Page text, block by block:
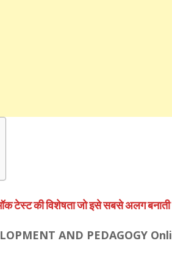
टेस्ट की विशेषता जो इसे सबसे अलग
AND PEDAGOGY